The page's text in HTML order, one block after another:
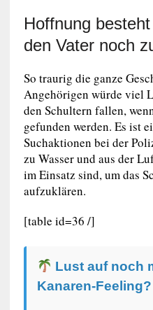
Hoffnung
den Vater noch
So traurig die ganze
Angehörigen würde viel
den Schultern fallen,
gefunden werden. Es ist
Suchaktionen bei der
zu Wasser und aus der
im Einsatz sind, um das
aufzuklären.
[table id=36 /]
Lust auf noch
Kanaren-Feeling?